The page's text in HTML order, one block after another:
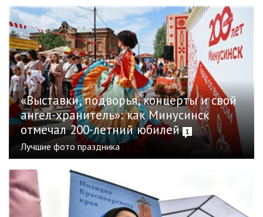
«Выставки, подворья, концерты и свой
ангел-хранитель»: как Минусинск
отмечал 200-летний юбилей
1
Лучшие фото праздника